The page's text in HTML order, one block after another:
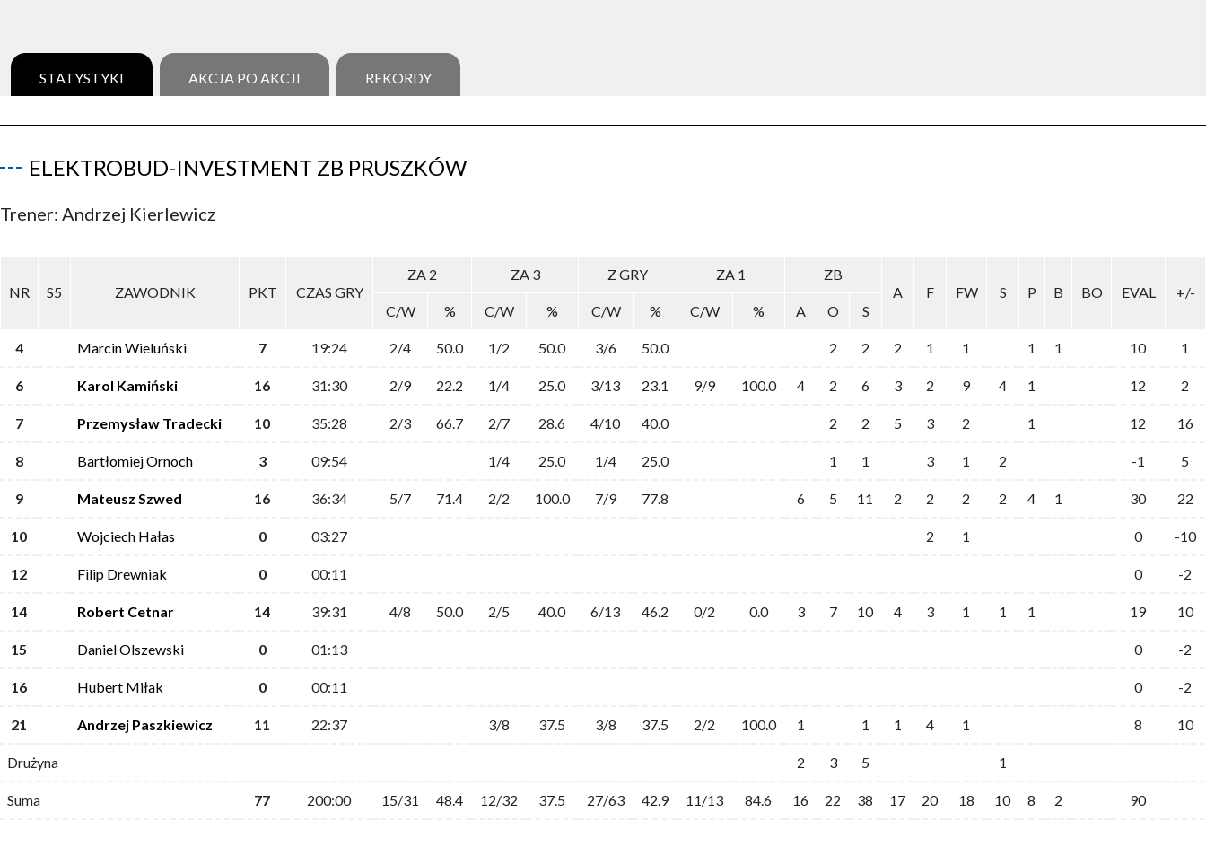
STATYSTYKI AKCJA PO AKCJI REKORDY
ELEKTROBUD-INVESTMENT ZB PRUSZKÓW
Trener: Andrzej Kierlewicz
NR S5 ZAWODNIK PKT CZAS GRY
ZA 2 ZA 3 Z GRY ZA 1
ZB
A
F FW S P B BO EVAL
+/-
C/W
% C/W % C/W % C/W % A O S
4 Marcin Wieluński 7 19:24 2/4 50.0 1/2 50.0 3/6 50.0 2 2 2 1 1 1 1 10 1
6 Karol Kamiński 16 31:30 2/9 22.2 1/4 25.0 3/13 23.1 9/9 100.0 4 2 6 3 2 9 4 1 12 2
7 Przemysław Tradecki 10 35:28 2/3 66.7 2/7 28.6 4/10 40.0 2 2 5 3 2 1 12 16
8 Bartłomiej Ornoch 3 09:54 1/4 25.0 1/4 25.0 1 1 3 1 2 -1 5
9 Mateusz Szwed 16 36:34 5/7 71.4 2/2 100.0 7/9 77.8 6 5 11 2 2 2 2 4 1 30 22
10 Wojciech Hałas 0 03:27 2 1 0 -10
12 Filip Drewniak 0 00:11 0 -2
14 Robert Cetnar 14 39:31 4/8 50.0 2/5 40.0 6/13 46.2 0/2 0.0 3 7 10 4 3 1 1 1 19 10
15 Daniel Olszewski 0 01:13 0 -2
16 Hubert Miłak 0 00:11 0 -2
21 Andrzej Paszkiewicz 11 22:37 3/8 37.5 3/8 37.5 2/2 100.0 1 1 1 4 1 8 10
Drużyna 2 3 5 1
Suma 77 200:00 15/31 48.4 12/32 37.5 27/63 42.9 11/13 84.6 16 22 38 17 20 18 10 8 2 90